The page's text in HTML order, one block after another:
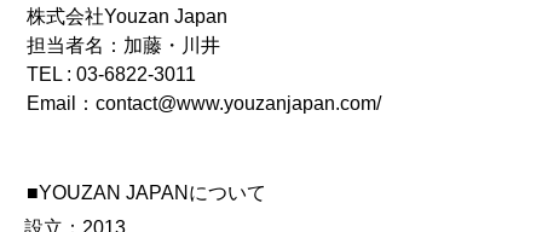
株式会社Youzan Japan
担当者名：加藤・川井
TEL : 03-6822-3011
Email：contact@www.youzanjapan.com/
■YOUZAN JAPANについて